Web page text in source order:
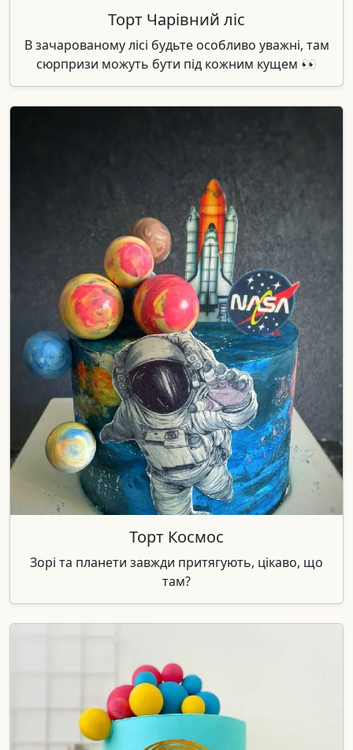
Торт Чарівний ліс
В зачарованому лісі будьте особливо уважні, там
сюрпризи можуть бути під кожним кущем 👀
Торт Космос
Зорі та планети завжди притягують, цікаво, що
там?